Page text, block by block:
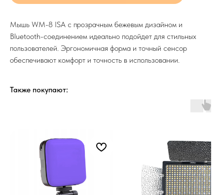
Мышь WM-8 ISA с прозрачным бежевым дизайном и
Bluetooth-соединением идеально подойдет для стильных
пользователей. Эргономичная форма и точный сенсор
обеспечивают комфорт и точность в использовании.
Также покупают: